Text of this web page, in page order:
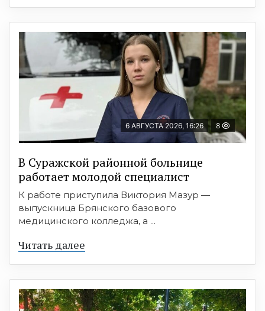
6 АВГУСТА 2026, 16:26 8
В Суражской районной больнице
работает молодой специалист
К работе приступила Виктория Мазур —
выпускница Брянского базового
медицинского колледжа, а ...
Читать далее